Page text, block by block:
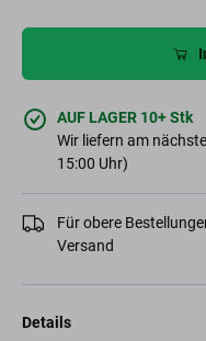
AUF LAGER 10+ Stk
Wir liefern am
15:00 Uhr)
Für obere
Versand
Details